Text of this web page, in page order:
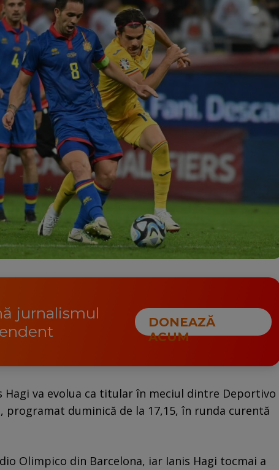
jurnalismul
DONEAZĂ
ACUM
Hagi va evolua ca titular în meciul dintre Deportivo
programat duminică de la 17,15, în runda curentă
Olimpico din Barcelona, iar Ianis Hagi tocmai a